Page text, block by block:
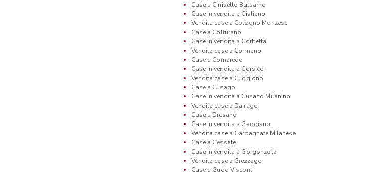
Case a Cinisello Balsamo
Case in vendita a Cisliano
Vendita case a Cologno Monzese
Case a Colturano
Case in vendita a Corbetta
Vendita case a Cormano
Case a Cornaredo
Case in vendita a Corsico
Vendita case a Cuggiono
Case a Cusago
Case in vendita a Cusano Milanino
Vendita case a Dairago
Case a Dresano
Case in vendita a Gaggiano
Vendita case a Garbagnate Milanese
Case a Gessate
Case in vendita a Gorgonzola
Vendita case a Grezzago
Case a Gudo Visconti